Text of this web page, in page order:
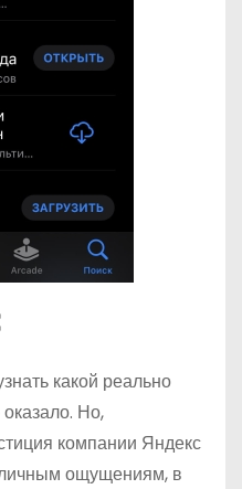
какой реально
Но,
компании Яндекс
ощущениям, в